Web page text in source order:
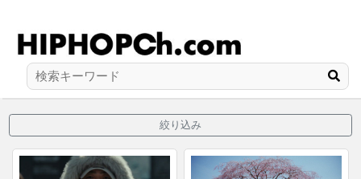
絞り込み